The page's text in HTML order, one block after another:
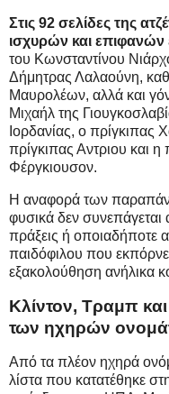
Στις 92 σελίδες της
ισχυρών και επιφανών
του Κωνσταντίνου
Δήμητρας Λαλαούνη,
Μαυρολέων, αλλά και
Μιχαήλ της
Ιορδανίας, ο πρίγκιπας
πρίγκιπας Αντριου και
Φέργκιουσον.
Η αναφορά των
φυσικά δεν συνεπάγεται
πράξεις ή οποιαδήποτε
παιδόφιλου που
εξακολούθηση ανήλικα
Κλίντον, Τραμπ
των ηχηρών
Από τα πλέον ηχηρά
λίστα που κατατέθηκε